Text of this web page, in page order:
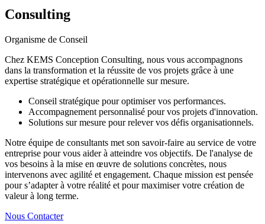
Consulting
Organisme de Conseil
Chez KEMS Conception Consulting, nous vous accompagnons
dans la transformation et la réussite de vos projets grâce à une
expertise stratégique et opérationnelle sur mesure.
Conseil stratégique pour optimiser vos performances.
Accompagnement personnalisé pour vos projets d'innovation.
Solutions sur mesure pour relever vos défis organisationnels.
Notre équipe de consultants met son savoir-faire au service de votre
entreprise pour vous aider à atteindre vos objectifs. De l'analyse de
vos besoins à la mise en œuvre de solutions concrètes, nous
intervenons avec agilité et engagement. Chaque mission est pensée
pour s’adapter à votre réalité et pour maximiser votre création de
valeur à long terme.
Nous Contacter